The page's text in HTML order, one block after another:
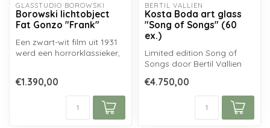
GLASSTUDIO BOROWSKI
Borowski lichtobject
Fat Gonzo "Frank"
Een zwart-wit film uit 1931
werd een horrorklassieker,
€1.390,00
BERTIL VALLIEN
Kosta Boda art glass
"Song of Songs" (60
ex.)
Limited edition Song of
Songs door Bertil Vallien
60 ex....
€4.750,00